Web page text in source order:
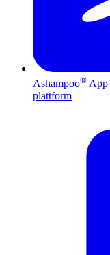
Ashampoo® App
plattform